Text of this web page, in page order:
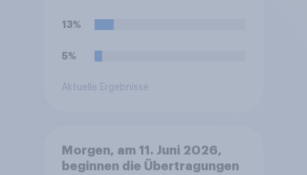
13%
5%
Aktuelle Ergebnisse
Morgen, am 11. Juni 2026,
beginnen die Übertragungen